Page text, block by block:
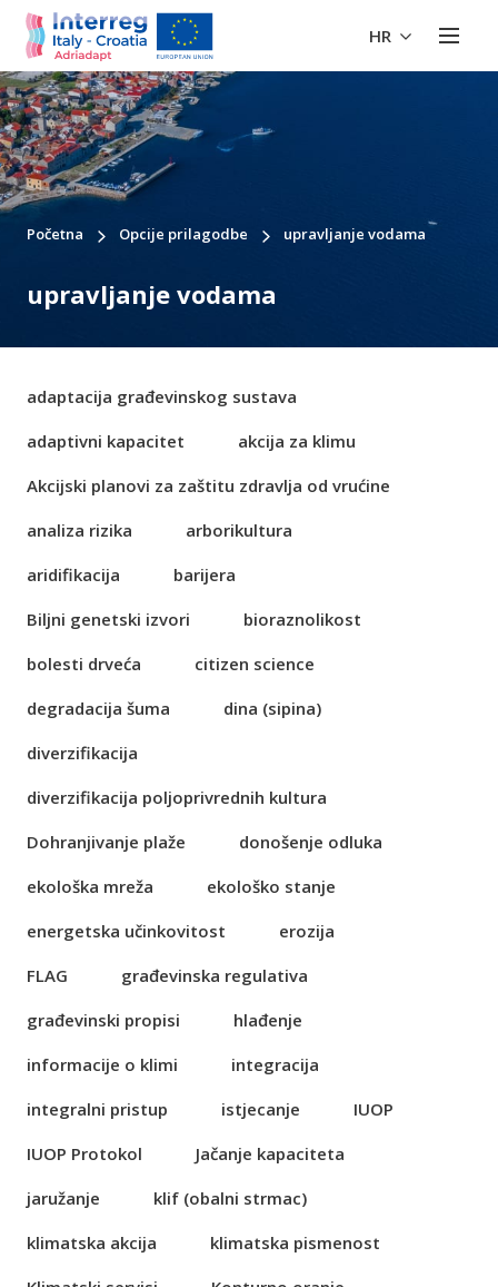
HR
Početna Opcije prilagodbe upravljanje vodama
upravljanje vodama
adaptacija građevinskog sustava
adaptivni kapacitet
akcija za klimu
Akcijski planovi za zaštitu zdravlja od vrućine
analiza rizika
arborikultura
aridifikacija
barijera
Biljni genetski izvori
bioraznolikost
bolesti drveća
citizen science
degradacija šuma
dina (sipina)
diverzifikacija
diverzifikacija poljoprivrednih kultura
Dohranjivanje plaže
donošenje odluka
ekološka mreža
ekološko stanje
energetska učinkovitost
erozija
FLAG
građevinska regulativa
građevinski propisi
hlađenje
informacije o klimi
integracija
integralni pristup
istjecanje
IUOP
IUOP Protokol
Jačanje kapaciteta
jaružanje
klif (obalni strmac)
klimatska akcija
klimatska pismenost